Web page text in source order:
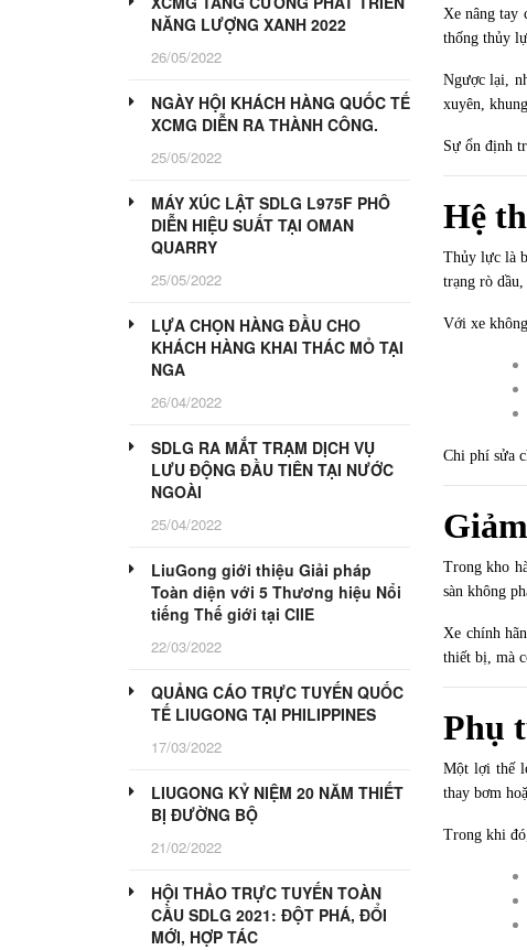
Xe nâng tay
thống thủy
Ngược lại,
xuyên,
Sự ổn định
Hệ
Thủy lực là
trạng rò
Với xe
Chi phí sửa
Trong kho
sàn không
Xe chính
thiết bị, mà
Phụ
Một lợi thế
thay bơm
Trong khi
NĂNG LƯỢNG XANH 2022
26/05/2022
NGÀY HỘI KHÁCH HÀNG QUỐC TẾ
XCMG DIỄN RA THÀNH CÔNG.
25/05/2022
MÁY XÚC LẬT SDLG L975F PHÔ
DIỄN HIỆU SUẤT TẠI OMAN
QUARRY
25/05/2022
LỰA CHỌN HÀNG ĐẦU CHO
KHÁCH HÀNG KHAI THÁC MỎ TẠI
NGA
26/04/2022
SDLG RA MẮT TRẠM DỊCH VỤ
LƯU ĐỘNG ĐẦU TIÊN TẠI NƯỚC
NGOÀI
25/04/2022
LiuGong giới thiệu Giải pháp
Toàn diện với 5 Thương hiệu Nổi
tiếng Thế giới tại CIIE
22/03/2022
QUẢNG CÁO TRỰC TUYẾN QUỐC
TẾ LIUGONG TẠI PHILIPPINES
17/03/2022
LIUGONG KỶ NIỆM 20 NĂM THIẾT
BỊ ĐƯỜNG BỘ
21/02/2022
HỘI THẢO TRỰC TUYẾN TOÀN
CẦU SDLG 2021: ĐỘT PHÁ, ĐỔI
MỚI, HỢP TÁC